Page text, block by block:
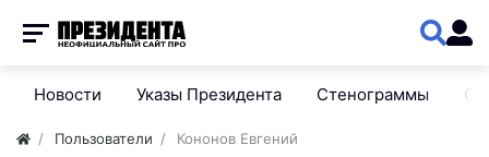
Новости Указы Президента Стенограммы
Пользователи Кононов Евгений